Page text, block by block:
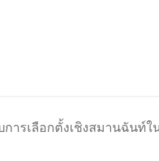
ารเลือกตั้งเชิงสมานฉันท์